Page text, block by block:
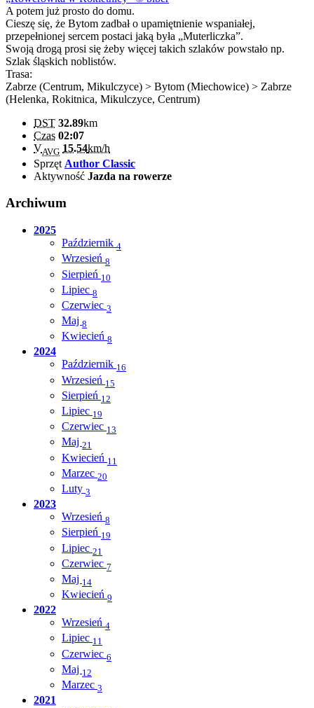
A potem już prosto do domu.
Cieszę się, że Bytom zadbał o upamiętnienie wspaniałej,
przepełnionej sercem postaci jaką była „Muterliczka”.
Swoją drogą prosi się żeby więcej takich szlaków powstało np.
Szlak śląskich noblistów.
Trasa:
Zabrze (Centrum, Mikulczyce) > Bytom (Miechowice) > Zabrze
(Helenka, Rokitnica, Mikulczyce, Centrum)
DST 32.89km
Czas 02:07
VAVG 15.54km/h
Sprzęt Author Classic
Aktywność Jazda na rowerze
Archiwum
2025
Październik 4
Wrzesień 8
Sierpień 10
Lipiec 8
Czerwiec 3
Maj 8
Kwiecień 8
2024
Październik 16
Wrzesień 15
Sierpień 12
Lipiec 19
Czerwiec 13
Maj 21
Kwiecień 11
Marzec 20
Luty 3
2023
Wrzesień 8
Sierpień 19
Lipiec 21
Czerwiec 7
Maj 14
Kwiecień 9
2022
Wrzesień 4
Lipiec 11
Czerwiec 6
Maj 12
Marzec 3
2021